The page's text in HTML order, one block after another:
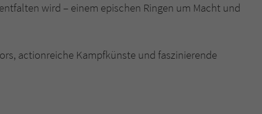
wird – einem epischen Ringen um Macht und
actionreiche Kampfkünste und faszinierende
Anbieter Literatur-Couch Medien GmbH & Co. KG